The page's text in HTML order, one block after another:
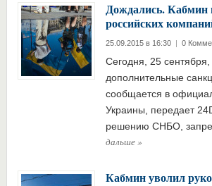
Дождались. Кабмин
российских
25.09.2015 в 16:30 | 0
Сегодня, 25
дополнительные
сообщается в
Украины, передает
решению СНБО,
дальше»
Кабмин уволил